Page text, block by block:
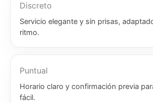
Discreto
Servicio elegante y sin prisas,
ritmo.
Puntual
Horario claro y confirmación previa
fácil.